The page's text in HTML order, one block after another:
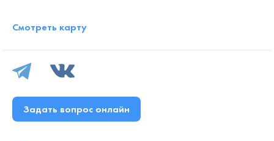
Смотреть карту
Задать вопрос онлайн